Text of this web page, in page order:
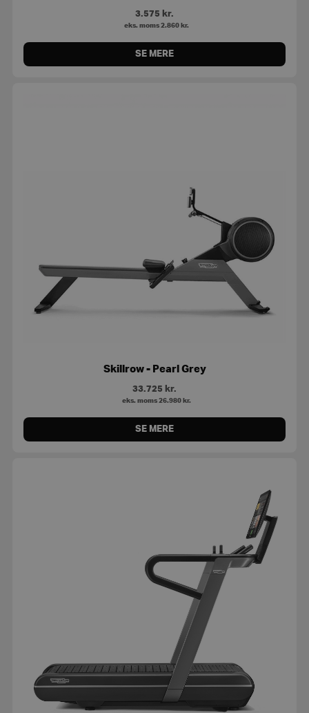
3.575 kr.
eks. moms 2.860 kr.
SE MERE
Skillrow - Pearl Grey
33.725 kr.
eks. moms 26.980 kr.
SE MERE